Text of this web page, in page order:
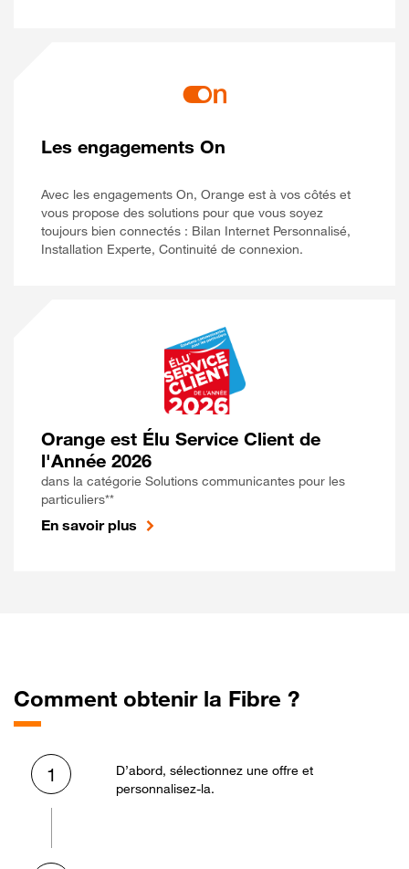
Les engagements On
Avec les engagements On, Orange est à vos côtés et
vous propose des solutions pour que vous soyez
toujours bien connectés : Bilan Internet Personnalisé,
Installation Experte, Continuité de connexion.
Orange est Élu Service Client de
l'Année 2026
dans la catégorie Solutions communicantes pour les
particuliers**
En savoir plus
Comment obtenir la Fibre ?
1
D’abord, sélectionnez une offre et
personnalisez-la.